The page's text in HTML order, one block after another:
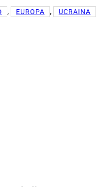
, EUROPA , UCRAINA